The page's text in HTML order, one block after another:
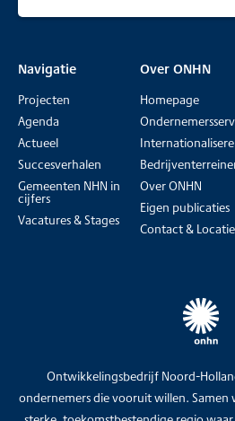
Ontwikkelingsbedrijf Noord-
ondernemers die vooruit willen. Samen
Navigatie
Projecten
Agenda
Actueel
Succesverhalen
Gemeenten NHN in
cijfers
Vacatures & Stages
Over ONHN
Homepage
Over ONHN
Eigen publicaties
Contact & Locatie